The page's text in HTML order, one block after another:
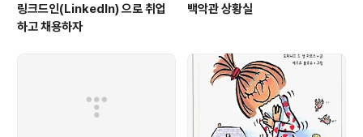
링크드인(LinkedIn) 으로 취업
하고 채용하자
백악관 상황실